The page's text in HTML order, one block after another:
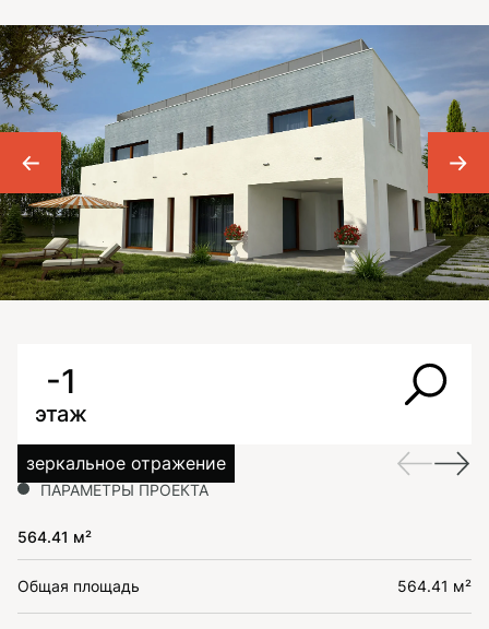
-1
этаж
зеркальное отражение
ПАРАМЕТРЫ ПРОЕКТА
564.41 м²
Общая площадь 564.41 м²